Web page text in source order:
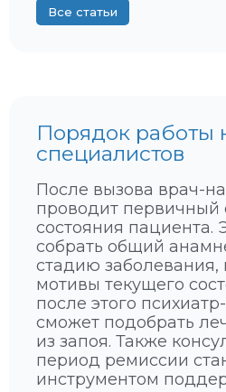
и
л
е
ч
е
н
и
е
л
к
г
о
л
и
з
м
а
,
в
н
е
Все статьи
Порядок работы
специалистов
После вызова врач-
проводит первичный
состояния пациента.
собрать общий
стадию
мотивы текущего
после этого
сможет подобрать
из запоя. Также
период ремиссии
инструментом